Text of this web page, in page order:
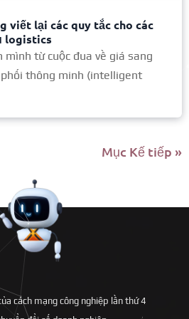
viết lại các quy tắc cho các
logistics
mình từ cuộc đua về giá sang
phối thông minh (intelligent
Mục Kế tiếp »
cách mạng công nghiệp lần thứ 4